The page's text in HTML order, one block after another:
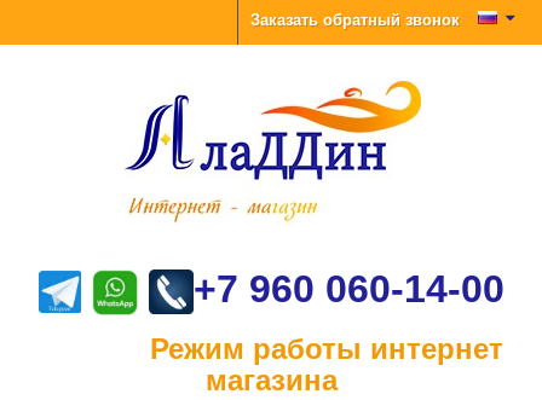
Заказать обратный звонок
+7 960 060-14-00
Режим работы интернет
магазина